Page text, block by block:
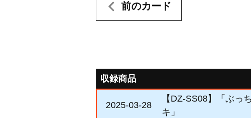
前のカード
収録商品
2025-03-28
【DZ-SS08】「ぶ
キ」